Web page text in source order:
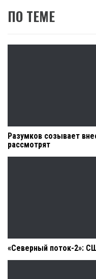
ПО ТЕМЕ
Разумков созывает
рассмотрят
«Северный поток-2»: